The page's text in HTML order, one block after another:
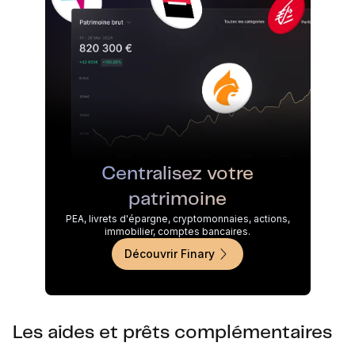
Centralisez votre
patrimoine
PEA, livrets d'épargne, cryptomonnaies, actions,
immobilier, comptes bancaires.
Découvrir Finary
Les aides et prêts complémentaires